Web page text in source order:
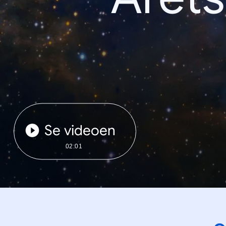
Se videoen
02:01